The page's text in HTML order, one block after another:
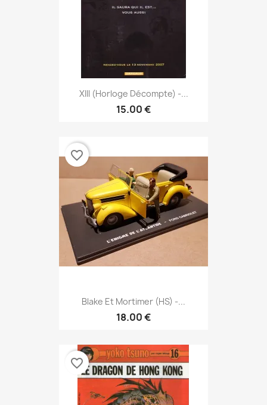
XIII (Horloge Décompte) -...
15.00 €
Blake Et Mortimer (HS) -...
18.00 €
favorite_border
favorite_border